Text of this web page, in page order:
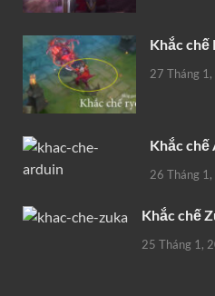
Khắc chế
27 Tháng
Khắc chế
26 Tháng
Khắc chế
25 Tháng 1,